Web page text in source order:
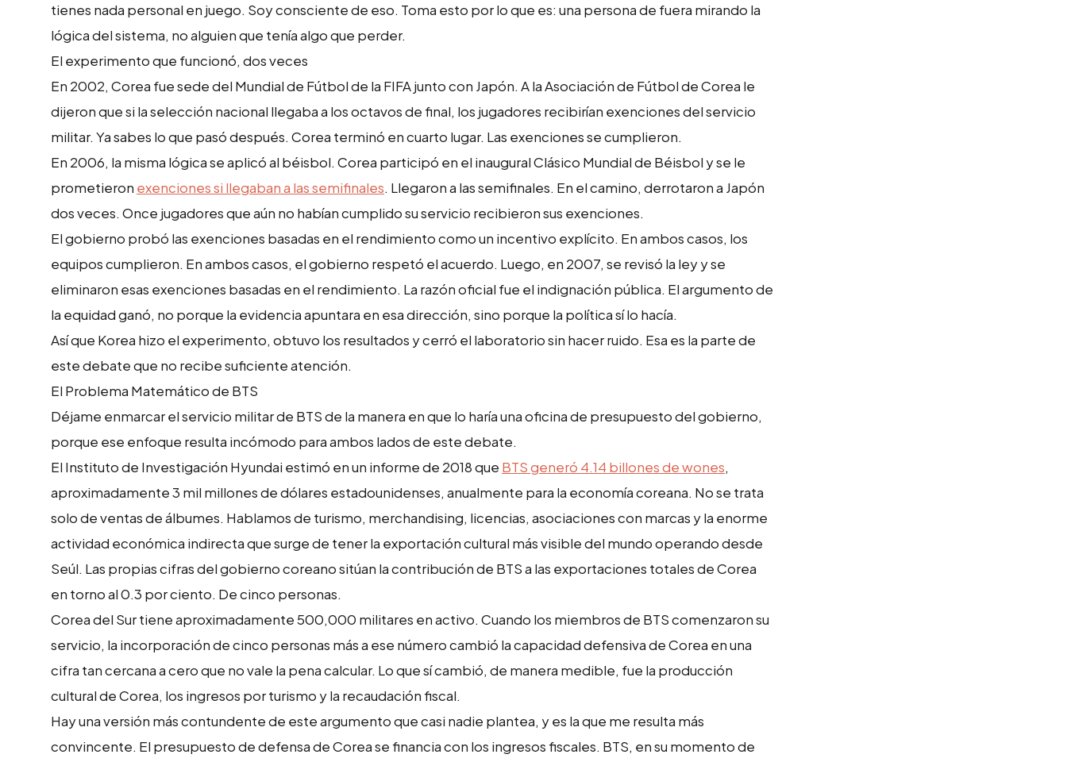
tienes nada personal en juego. Soy consciente de eso. Toma esto por lo que es: una persona de fuera mirando la
lógica del sistema, no alguien que tenía algo que perder.
El experimento que funcionó, dos veces
En 2002, Corea fue sede del Mundial de Fútbol de la FIFA junto con Japón. A la Asociación de Fútbol de Corea le
dijeron que si la selección nacional llegaba a los octavos de final, los jugadores recibirían exenciones del servicio
militar. Ya sabes lo que pasó después. Corea terminó en cuarto lugar. Las exenciones se cumplieron.
En 2006, la misma lógica se aplicó al béisbol. Corea participó en el inaugural Clásico Mundial de Béisbol y se le
prometieron exenciones si llegaban a las semifinales. Llegaron a las semifinales. En el camino, derrotaron a Japón
dos veces. Once jugadores que aún no habían cumplido su servicio recibieron sus exenciones.
El gobierno probó las exenciones basadas en el rendimiento como un incentivo explícito. En ambos casos, los
equipos cumplieron. En ambos casos, el gobierno respetó el acuerdo. Luego, en 2007, se revisó la ley y se
eliminaron esas exenciones basadas en el rendimiento. La razón oficial fue el indignación pública. El argumento de
la equidad ganó, no porque la evidencia apuntara en esa dirección, sino porque la política sí lo hacía.
Así que Korea hizo el experimento, obtuvo los resultados y cerró el laboratorio sin hacer ruido. Esa es la parte de
este debate que no recibe suficiente atención.
El Problema Matemático de BTS
Déjame enmarcar el servicio militar de BTS de la manera en que lo haría una oficina de presupuesto del gobierno,
porque ese enfoque resulta incómodo para ambos lados de este debate.
El Instituto de Investigación Hyundai estimó en un informe de 2018 que BTS generó 4.14 billones de wones,
aproximadamente 3 mil millones de dólares estadounidenses, anualmente para la economía coreana. No se trata
solo de ventas de álbumes. Hablamos de turismo, merchandising, licencias, asociaciones con marcas y la enorme
actividad económica indirecta que surge de tener la exportación cultural más visible del mundo operando desde
Seúl. Las propias cifras del gobierno coreano sitúan la contribución de BTS a las exportaciones totales de Corea
en torno al 0.3 por ciento. De cinco personas.
Corea del Sur tiene aproximadamente 500,000 militares en activo. Cuando los miembros de BTS comenzaron su
servicio, la incorporación de cinco personas más a ese número cambió la capacidad defensiva de Corea en una
cifra tan cercana a cero que no vale la pena calcular. Lo que sí cambió, de manera medible, fue la producción
cultural de Corea, los ingresos por turismo y la recaudación fiscal.
Hay una versión más contundente de este argumento que casi nadie plantea, y es la que me resulta más
convincente. El presupuesto de defensa de Corea se financia con los ingresos fiscales. BTS, en su momento de